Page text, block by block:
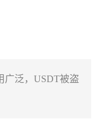
广泛，USDT被盗